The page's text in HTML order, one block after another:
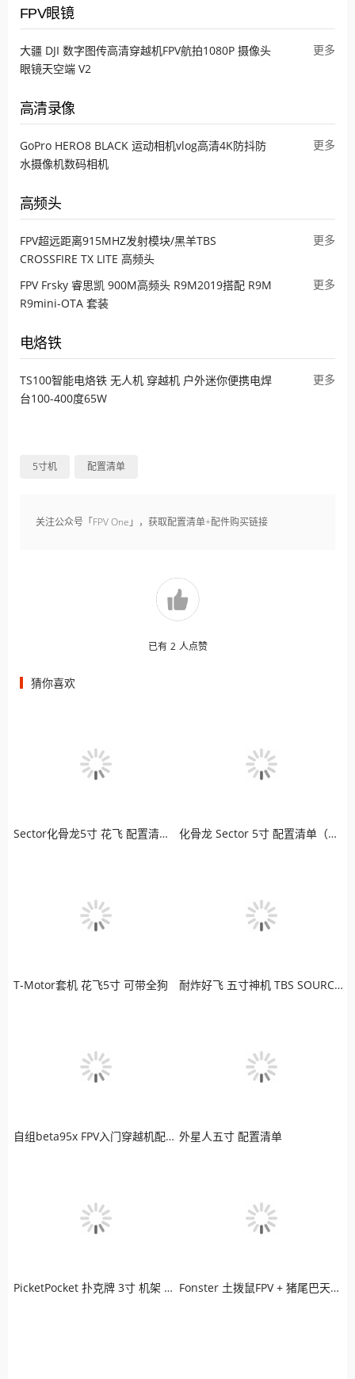
FPV眼镜
大疆 DJI 数字图传高清穿越机FPV航拍1080P 摄像头
眼镜天空端 V2
更多
高清录像
GoPro HERO8 BLACK 运动相机vlog高清4K防抖防
水摄像机数码相机
更多
高频头
FPV超远距离915MHZ发射模块/黑羊TBS
CROSSFIRE TX LITE 高频头
更多
FPV Frsky 睿思凯 900M高频头 R9M2019搭配 R9M
R9mini-OTA 套装
更多
电烙铁
TS100智能电烙铁 无人机 穿越机 户外迷你便携电焊
台100-400度65W
更多
5寸机 配置清单
关注公众号「FPV One」，获取配置清单+配件购买链接
已有 2 人点赞
猜你喜欢
Sector化骨龙5寸 花飞 配置清单（模拟版） 化骨龙 Sector 5寸 配置清单（高清版）
T-Motor套机 花飞5寸 可带全狗 耐炸好飞 五寸神机 TBS SOURCE ONE 老司机最爱
自组beta95x FPV入门穿越机配置清单 外星人五寸 配置清单
PicketPocket 扑克牌 3寸 机架 LED炫彩版穿越机 Fonster 土拨鼠FPV + 猪尾巴天线 + 极光高清图传